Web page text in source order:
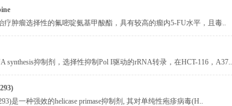
疗肿瘤选择性的氟嘧啶氨基甲酸酯，具有较高的瘤内5-FU水平，且毒..
synthesis抑制剂，选择性抑制Pol I驱动的rRNA转录，在HCT-116，A37..
是一种强效的helicase primase抑制剂, 其对单纯性疱疹病毒(H..